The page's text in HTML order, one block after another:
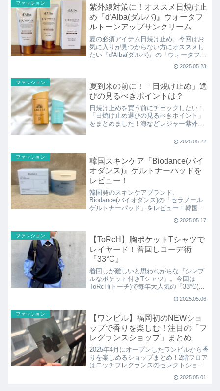
タナイアシンアミドリアルディープマス
ク」！ご褒美パックにぜひ！
ファッション
紫外線対策に！オススメ日焼け止
め『d’Alba(ダルバ)』ウォータフ
ルトーンアップサンクリーム
夏の必須アイテム日焼け止め。今回はお
気に入りが見つからない方にオススメし
たい『d'Alba(ダルバ)』の「ウォータフル
スキンケア、コスメブランドとして人気
フ”の美容成分が配合されているのが特
徴！
2025.05.23
ファッション
夏到来の前に！「日焼け止め」選
びの見るべきポイントは？
日焼け止めを買う前にチェックしたい！
「日焼け止め選びの見るべきポイント」
をまとめました！海などレジャー紫外線
かけやお家にいる時の紫外線対策にはPA
2025.05.22
ファッション
韓国スキンケア『Biodance(バイ
オダンス)』ゲルトナーパッドを
レビュー！
韓国発のスキンケアブランド、
Biodance(バイオダンス)の「セラノール
ゲルトナーパッド」をレビュー！韓国か
洗顔後に拭き取り化粧水として使った
です。
2025.05.17
ファッション
【ToRcH】胸ポケットTシャツで
レイヤード！着回しコーデ術
『33°C』
着回しが難しいと思われがちな『シンプ
ルなポケット付きTシャツ』。今回は
ToRcH(トーチ)で毎年大人気の「33°C(サ
Tを使い、ちょっと一癖！周りと差がつく
2025.05.06
ファッション
【ワンビル】福岡初のNEWショ
ップで香りを楽しむ！注目の「フ
レグランスショップ」まとめ
2025年4月にオープンしたワンビルから香
りを楽しめるショップまとめ！2階フロア
はニッチフレグランスのセレクトショッ
福岡、九州初登場の「LINC ORIGINAL
2025.05.01